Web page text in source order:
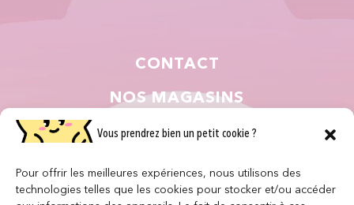
Vous prendrez bien un petit cookie ?
Pour offrir les meilleures expériences, nous utilisons des
technologies telles que les cookies pour stocker et/ou accéder
CONTACT
NOS MAGASINS
QUI SOMMES NOUS ?
NOUS REJOINDRE
F.A.Q